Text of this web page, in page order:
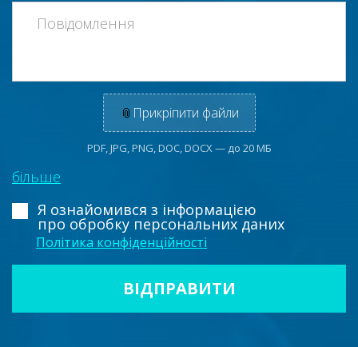
📎 Прикріпити файли
PDF, JPG, PNG, DOC, DOCX — до 20 МБ
більше
Я ознайомився з інформацією
про обробку персональних даних
Політика конфіденційності